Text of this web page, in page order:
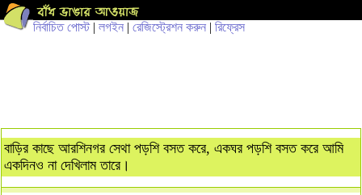
নির্বাচিত পোস্ট| লগইন | রেজিস্ট্রেশন করুন | রিফ্রেস
বাড়ির কাছে আরশিনগর সেথা পড়শি বসত করে, একঘর পড়শি বসত করে আমি
একদিনও না দেখিলাম তারে।